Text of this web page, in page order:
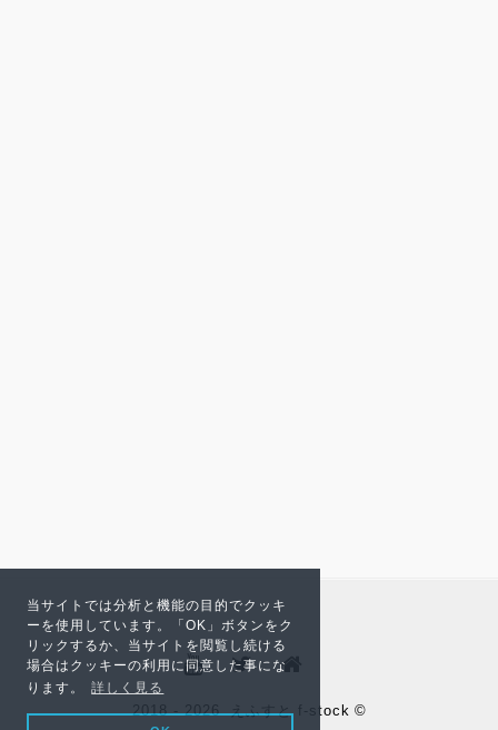
当サイトでは分析と機能の目的でクッキ
ーを使用しています。「OK」ボタンをク
リックするか、当サイトを閲覧し続ける
場合はクッキーの利用に同意した事にな
ります。
詳しく見る
2018 - 2026 えふすと f-stock ©